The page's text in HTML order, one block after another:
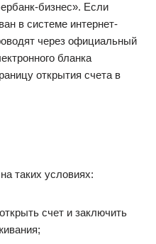
бизнес». Если
в системе интернет-
через официальный
бланка
открытия счета в
таких условиях:
счет и заключить